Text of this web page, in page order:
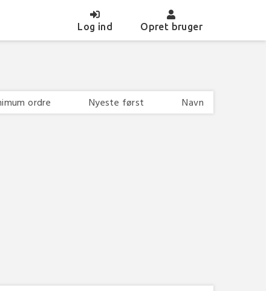
Log ind (current)Opret bruger
ordre Nyeste først Navn